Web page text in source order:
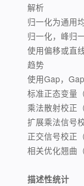
解析
归一化为通用
归一化，峰归
使用偏移或直
趋势
使用Gap，
标准正态变量（
乘法散射校正
扩展乘法信号
正交信号校正
相关优化翘曲
描述性统计